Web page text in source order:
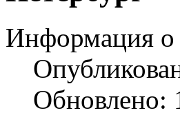
Информация о
Обновлено: